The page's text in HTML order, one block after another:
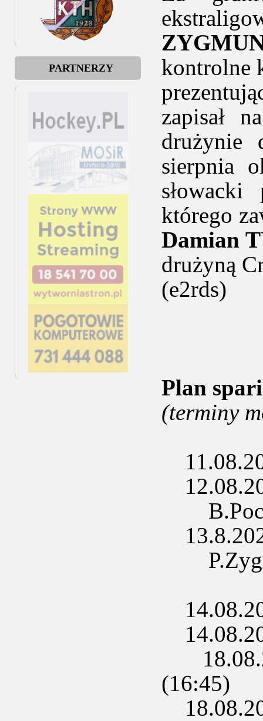
PARTNERZY
kontrolne
zapisał
drużynie
sierpnia
którego
Damian
drużyną
(e2rds)
Plan
(terminy
(16:45)